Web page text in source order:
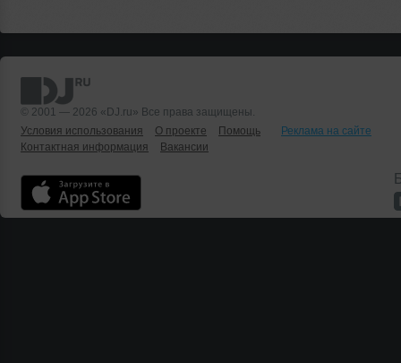
© 2001 — 2026 «DJ.ru» Все права защищены.
Условия использования
О проекте Помощь
Реклама на сайте
Контактная информация
Вакансии